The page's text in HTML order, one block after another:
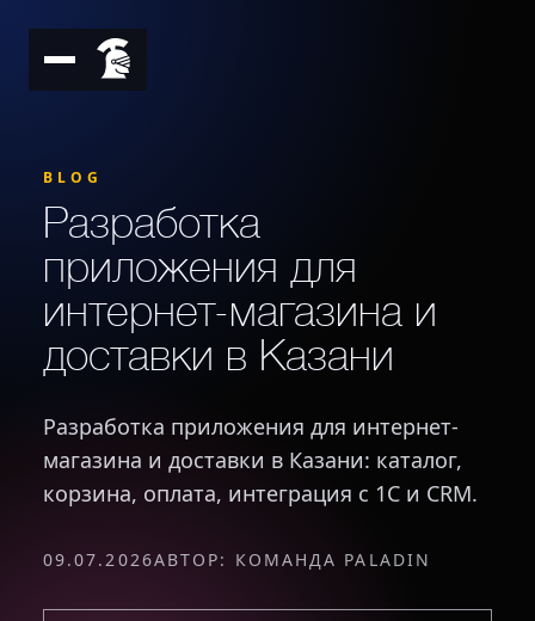
BLOG
Разработка
приложения для
интернет-магазина и
доставки в Казани
Разработка приложения для интернет-
магазина и доставки в Казани: каталог,
корзина, оплата, интеграция с 1С и CRM.
09.07.2026АВТОР: КОМАНДА PALADIN